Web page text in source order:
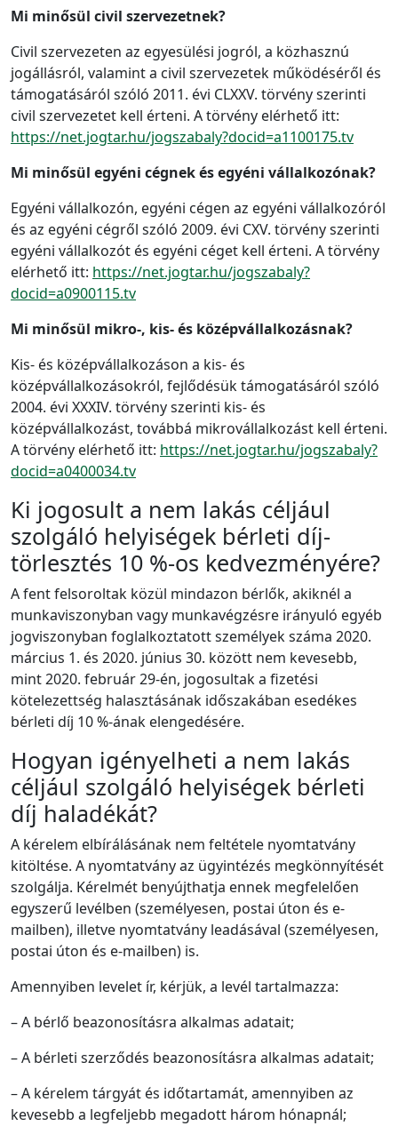
Mi minősül civil szervezetnek?
Civil szervezeten az egyesülési jogról, a közhasznú
jogállásról, valamint a civil szervezetek működéséről és
támogatásáról szóló 2011. évi CLXXV. törvény szerinti
civil szervezetet kell érteni. A törvény elérhető itt:
https://net.jogtar.hu/jogszabaly?docid=a1100175.tv
Mi minősül egyéni cégnek és egyéni vállalkozónak?
Egyéni vállalkozón, egyéni cégen az egyéni vállalkozóról
és az egyéni cégről szóló 2009. évi CXV. törvény szerinti
egyéni vállalkozót és egyéni céget kell érteni. A törvény
elérhető itt: https://net.jogtar.hu/jogszabaly?
docid=a0900115.tv
Mi minősül mikro-, kis- és középvállalkozásnak?
Kis- és középvállalkozáson a kis- és
középvállalkozásokról, fejlődésük támogatásáról szóló
2004. évi XXXIV. törvény szerinti kis- és
középvállalkozást, továbbá mikrovállalkozást kell érteni.
A törvény elérhető itt: https://net.jogtar.hu/jogszabaly?
docid=a0400034.tv
Ki jogosult a nem lakás céljául
szolgáló helyiségek bérleti díj-
törlesztés 10 %-os kedvezményére?
A fent felsoroltak közül mindazon bérlők, akiknél a
munkaviszonyban vagy munkavégzésre irányuló egyéb
jogviszonyban foglalkoztatott személyek száma 2020.
március 1. és 2020. június 30. között nem kevesebb,
mint 2020. február 29-én, jogosultak a fizetési
kötelezettség halasztásának időszakában esedékes
bérleti díj 10 %-ának elengedésére.
Hogyan igényelheti a nem lakás
céljául szolgáló helyiségek bérleti
díj haladékát?
A kérelem elbírálásának nem feltétele nyomtatvány
kitöltése. A nyomtatvány az ügyintézés megkönnyítését
szolgálja. Kérelmét benyújthatja ennek megfelelően
egyszerű levélben (személyesen, postai úton és e-
mailben), illetve nyomtatvány leadásával (személyesen,
postai úton és e-mailben) is.
Amennyiben levelet ír, kérjük, a levél tartalmazza:
– A bérlő beazonosításra alkalmas adatait;
– A bérleti szerződés beazonosításra alkalmas adatait;
– A kérelem tárgyát és időtartamát, amennyiben az
kevesebb a legfeljebb megadott három hónapnál;